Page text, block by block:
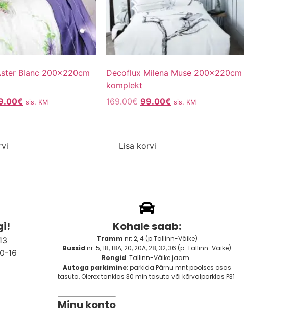
Blanc 200x220cm
€ sis. KM
Decoflux Milena Muse 200x220cm
komplekt
169.00€ 99.00€ sis. KM
Lisa korvi
16
Kohale saab:
Tramm nr: 2, 4 (p.Tallinn-Väike)
Bussid nr: 5, 18, 18A, 20, 20A, 28, 32, 36 (p. Tallinn-Väike)
Rongid: Tallinn-Väike jaam.
Autoga parkimine: parkida Pärnu mnt poolses osas
tasuta, Olerex tanklas 30 min tasuta või kõrvalparklas P31
Minu konto